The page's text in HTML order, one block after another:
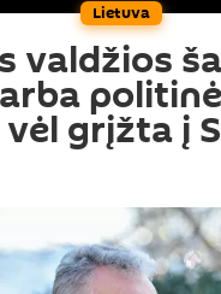
Lietuva
valdžios
grįžta į